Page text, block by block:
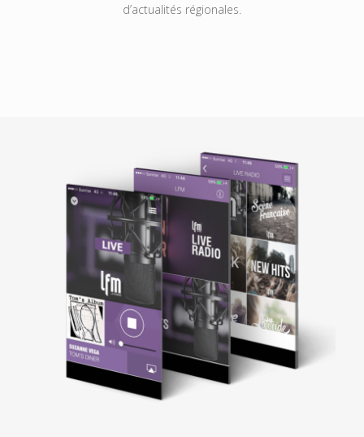
d’actualités régionales.